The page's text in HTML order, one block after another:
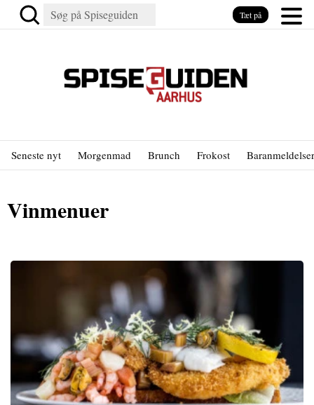
Seneste nyt Morgenmad Brunch Frokost Baranmeldelser
Vinmenuer
Tæt på